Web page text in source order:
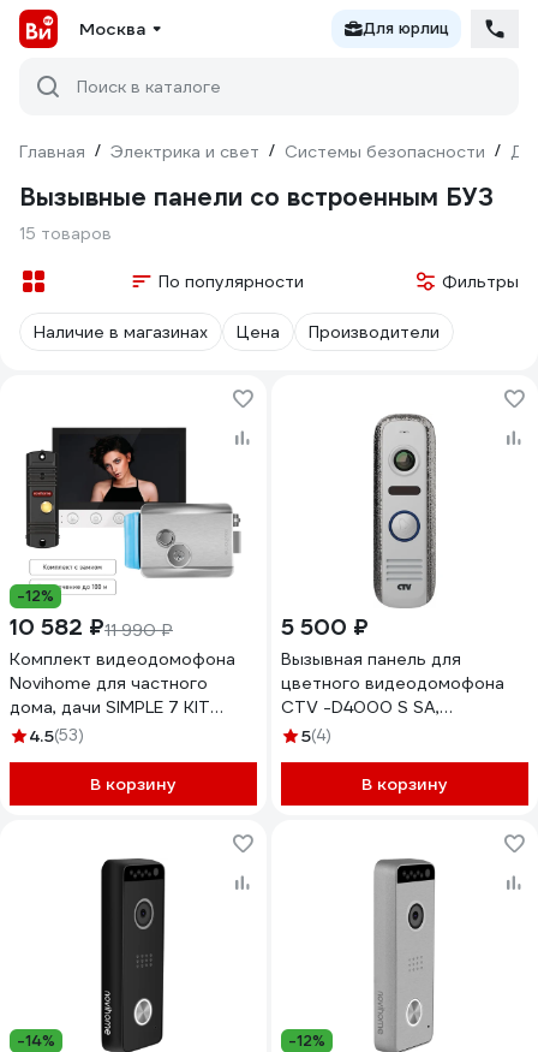
Москва Для юрлиц
Поиск в каталоге
Главная / Электрика и свет / Системы безопасности /
Вызывные панели со встроенным БУЗ
15 товаров
По популярности Фильтры
Наличие в магазинах Цена Производители
-12%
10 582 ₽11 990 ₽
Комплект видеодомофона
Novihome для частного
дома, дачи SIMPLE 7 KIT
PLUS: монитор, вызывная
электромеханический замок
4379
4.5(53)
В корзину
5 500 ₽
Вызывная панель для
цветного видеодомофона
CTV -D4000 S SA,
встроенный блок
разрешение Full HD, цвет
серебро антик 10-0000667
5(4)
В корзину
-14% -12%